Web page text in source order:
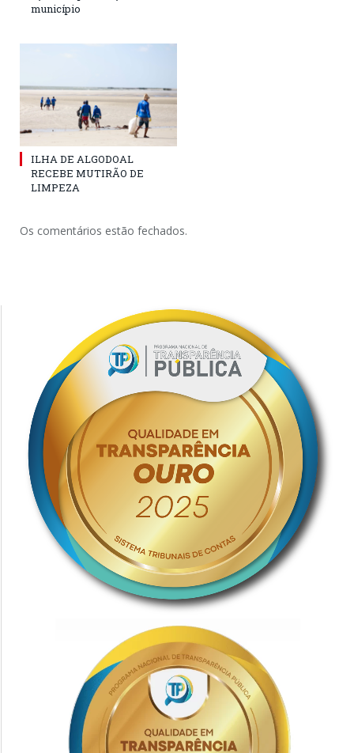
município
ILHA DE ALGODOAL
RECEBE MUTIRÃO DE
LIMPEZA
Os comentários estão fechados.